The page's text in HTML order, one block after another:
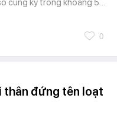
cùng kỳ trong khoảng 5…
0
thân đứng tên loạt